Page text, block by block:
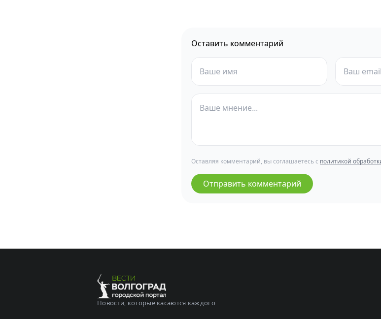
Оставить комментарий
Оставляя комментарий, вы соглашаетесь с политикой
Отправить комментарий
Новости, которые касаются каждого